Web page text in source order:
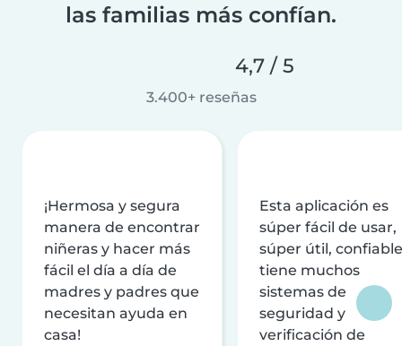
las familias más confían.
4,7 / 5
3.400+ reseñas
¡Hermosa y segura
manera de encontrar
niñeras y hacer más
fácil el día a día de
madres y padres que
necesitan ayuda en
casa!
Esta aplicación es
súper fácil de usar,
súper útil,
tiene muchos
sistemas de
seguridad y
verificación de